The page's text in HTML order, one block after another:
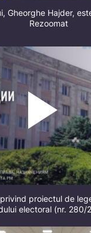
Gheorghe Hajder,
Rezoomat
proiectul de
electoral (nr. 280/